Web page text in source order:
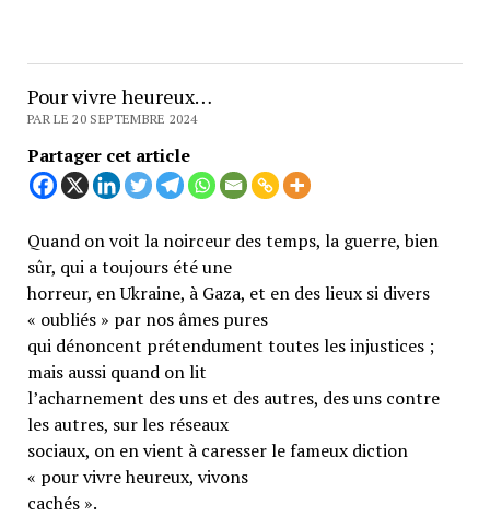
Pour vivre heureux…
PAR LE 20 SEPTEMBRE 2024
Partager cet article
Quand on voit la noirceur des temps, la guerre, bien
sûr, qui a toujours été une
horreur, en Ukraine, à Gaza, et en des lieux si divers
« oubliés » par nos âmes pures
qui dénoncent prétendument toutes les injustices ;
mais aussi quand on lit
l’acharnement des uns et des autres, des uns contre
les autres, sur les réseaux
sociaux, on en vient à caresser le fameux diction
« pour vivre heureux, vivons
cachés ».